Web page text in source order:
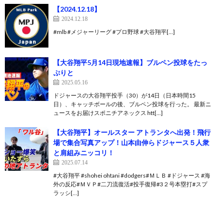
【2024.12.18】
2024.12.18
#mlb #メジャーリーグ #プロ野球 #大谷翔平[…]
【大谷翔平5月14日現地速報】ブルペン投球をたっ
ぷりと
2025.05.16
ドジャースの大谷翔平投手（30）が14日（日本時間15
日）、キャッチボールの後、ブルペン投球を行った。 最新ニ
ュースをお届けスポニチアネックス htt[…]
【大谷翔平】オールスター アトランタへ出発！飛行
場で集合写真アップ！山本由伸らドジャース５人衆
と肩組みニッコリ！
2025.07.14
#大谷翔平 #shohei ohtani #dodgers#ＭＬＢ #ドジャース #海
外の反応#ＭＶＰ#二刀流復活#投手復帰#3２号本塁打#スプ
ラッシ[…]